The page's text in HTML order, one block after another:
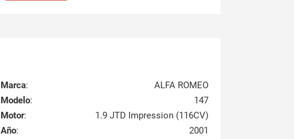
Marca:
ALFA ROMEO
Modelo:
147
Motor:
1.9 JTD Impression (116CV)
Año: 2001